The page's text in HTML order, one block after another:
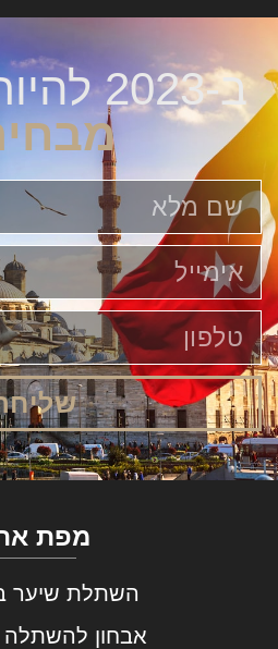
ב-2023 להיות קירח זה
מפת
השתלת שיער
אבחון להשתלה